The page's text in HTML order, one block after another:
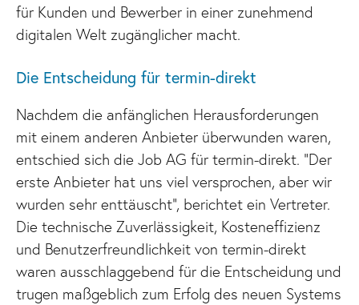
für Kunden und Bewerber in einer zunehmend
digitalen Welt zugänglicher macht.
Die Entscheidung für termin-direkt
Nachdem die anfänglichen Herausforderungen
mit einem anderen Anbieter überwunden waren,
entschied sich die Job AG für termin-direkt. “Der
erste Anbieter hat uns viel versprochen, aber wir
wurden sehr enttäuscht”, berichtet ein Vertreter.
Die technische Zuverlässigkeit, Kosteneffizienz
und Benutzerfreundlichkeit von termin-direkt
waren ausschlaggebend für die Entscheidung und
trugen maßgeblich zum Erfolg des neuen Systems